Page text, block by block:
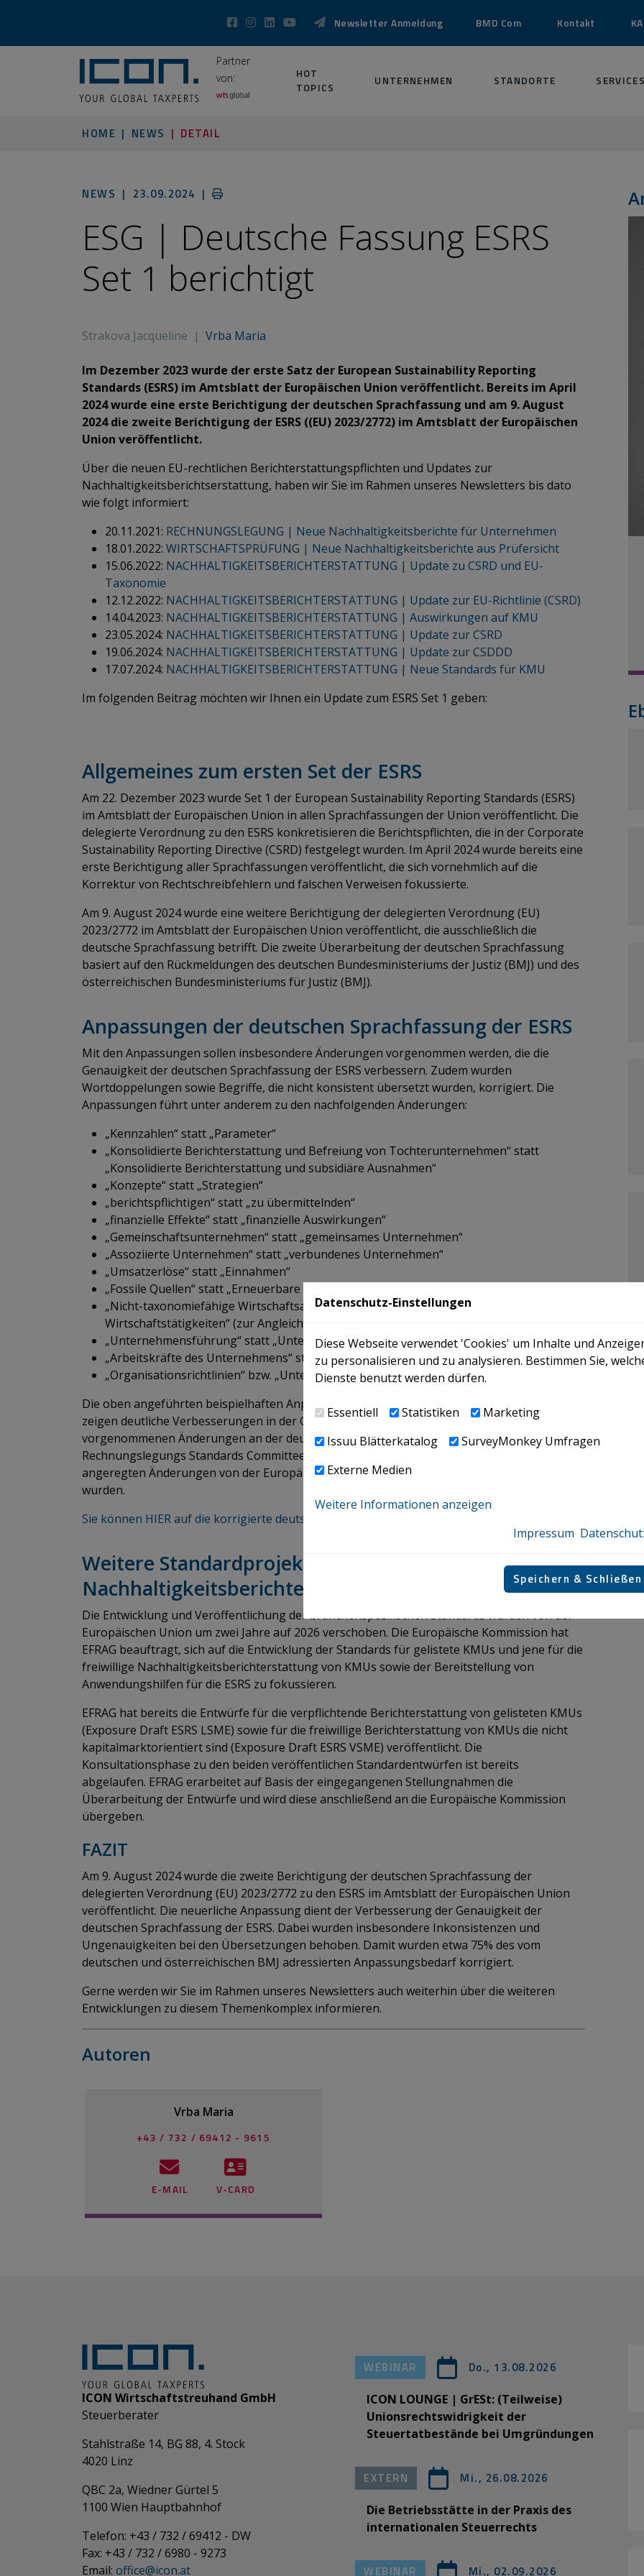
Newsletter Anmeldung BMD Com Kontakt
Partner
von:
HOT
TOPICS
UNTERNEHMEN STANDORTE SERVICES
HOME NEWS DETAIL
NEWS | 23.09.2024 |
ESG | Deutsche Fassung ESRS
Set 1 berichtigt
Strakova Jacqueline | Vrba Maria
Im Dezember 2023 wurde der erste Satz der European Sustainability Reporting
Standards (ESRS) im Amtsblatt der Europäischen Union veröffentlicht. Bereits im April
2024 wurde eine erste Berichtigung der deutschen Sprachfassung und am 9. August
2024 die zweite Berichtigung der ESRS ((EU) 2023/2772) im Amtsblatt der Europäischen
Union veröffentlicht.
Über die neuen EU-rechtlichen Berichterstattungspflichten und Updates zur
Nachhaltigkeitsberichtserstattung, haben wir Sie im Rahmen unseres Newsletters bis dato
wie folgt informiert:
20.11.2021: RECHNUNGSLEGUNG | Neue Nachhaltigkeitsberichte für Unternehmen
18.01.2022: WIRTSCHAFTSPRÜFUNG | Neue Nachhaltigkeitsberichte aus Prüfersicht
15.06.2022: NACHHALTIGKEITSBERICHTERSTATTUNG | Update zu CSRD und EU-
Taxonomie
12.12.2022: NACHHALTIGKEITSBERICHTERSTATTUNG | Update zur EU-Richtlinie (CSRD)
14.04.2023: NACHHALTIGKEITSBERICHTERSTATTUNG | Auswirkungen auf KMU
23.05.2024: NACHHALTIGKEITSBERICHTERSTATTUNG | Update zur CSRD
19.06.2024: NACHHALTIGKEITSBERICHTERSTATTUNG | Update zur CSDDD
17.07.2024: NACHHALTIGKEITSBERICHTERSTATTUNG | Neue Standards für KMU
Im folgenden Beitrag möchten wir Ihnen ein Update zum ESRS Set 1 geben:
Allgemeines zum ersten Set der ESRS
Am 22. Dezember 2023 wurde Set 1 der European Sustainability Reporting Standards (ESRS)
im Amtsblatt der Europäischen Union in allen Sprachfassungen der Union veröffentlicht. Die
delegierte Verordnung zu den ESRS konkretisieren die Berichtspflichten, die in der Corporate
Sustainability Reporting Directive (CSRD) festgelegt wurden. Im April 2024 wurde bereits eine
erste Berichtigung aller Sprachfassungen veröffentlicht, die sich vornehmlich auf die
Korrektur von Rechtschreibfehlern und falschen Verweisen fokussierte.
Am 9. August 2024 wurde eine weitere Berichtigung der delegierten Verordnung (EU)
2023/2772 im Amtsblatt der Europäischen Union veröffentlicht, die ausschließlich die
deutsche Sprachfassung betrifft. Die zweite Überarbeitung der deutschen Sprachfassung
basiert auf den Rückmeldungen des deutschen Bundesministeriums der Justiz (BMJ) und des
österreichischen Bundesministeriums für Justiz (BMJ).
Anpassungen der deutschen Sprachfassung der ESRS
Mit den Anpassungen sollen insbesondere Änderungen vorgenommen werden, die die
Genauigkeit der deutschen Sprachfassung der ESRS verbessern. Zudem wurden
Wortdoppelungen sowie Begriffe, die nicht konsistent übersetzt wurden, korrigiert. Die
Anpassungen führt unter anderem zu den nachfolgenden Änderungen:
„Kennzahlen“ statt „Parameter“
„Konsolidierte Berichterstattung und Befreiung von Tochterunternehmen“ statt
„Konsolidierte Berichterstattung und subsidiäre Ausnahmen“
„Konzepte“ statt „Strategien“
„berichtspflichtigen“ statt „zu übermittelnden“
„finanzielle Effekte“ statt „finanzielle Auswirkungen“
„Gemeinschaftsunternehmen“ statt „gemeinsames Unternehmen“
„Assoziierte Unternehmen“ statt „verbundenes Unternehmen“
„Umsatzerlöse“ statt „Einnahmen“
„Fossile Quellen“ statt „Erneuerbare Quellen“ (Übersetzungsfehler)
„Nicht-taxonomiefähige Wirtschaftsaktivitäten“ statt „nicht förderfähiger
Wirtschaftstätigkeiten“ (zur Angleichung an EU-Taxonomie Verordnung)
„Unternehmensführung“ statt „Unternehmenspolitik“
„Arbeitskräfte des Unternehmens“ statt „eigene Belegschaft“
„Organisationsrichtlinien“ bzw. „Unternehmensrichtlinien“ statt „Strategien“
Die oben angeführten beispielhaften Anpassungen der deutschen Sprachfassung der ESRS
zeigen deutliche Verbesserungen in der Genauigkeit der Übersetzung. Eine Analyse der
vorgenommenen Änderungen an der deutschen Sprachfassung des Deutschen
Rechnungslegungs Standards Committee (DRSC) hat ergeben, dass rund 75% der
angeregten Änderungen von der Europäischen Kommission tatsächlich übernommen
wurden.
Sie können HIER auf die korrigierte deutsche Sprachfassung der ESRS zugreifen
Weitere Standardprojekte iZm
Nachhaltigkeitsberichterstattung
Die Entwicklung und Veröffentlichung der branchenspezifischen Standards wurden von der
Europäischen Union um zwei Jahre auf 2026 verschoben. Die Europäische Kommission hat
EFRAG beauftragt, sich auf die Entwicklung der Standards für gelistete KMUs und jene für die
freiwillige Nachhaltigkeitsberichterstattung von KMUs sowie der Bereitstellung von
Anwendungshilfen für die ESRS zu fokussieren.
EFRAG hat bereits die Entwürfe für die verpflichtende Berichterstattung von gelisteten KMUs
(Exposure Draft ESRS LSME) sowie für die freiwillige Berichterstattung von KMUs die nicht
kapitalmarktorientiert sind (Exposure Draft ESRS VSME) veröffentlicht. Die
Konsultationsphase zu den beiden veröffentlichen Standardentwürfen ist bereits
abgelaufen. EFRAG erarbeitet auf Basis der eingegangenen Stellungnahmen die
Überarbeitung der Entwürfe und wird diese anschließend an die Europäische Kommission
übergeben. ​​​​​​​
FAZIT
Am 9. August 2024 wurde die zweite Berichtigung der deutschen Sprachfassung der
delegierten Verordnung (EU) 2023/2772 zu den ESRS im Amtsblatt der Europäischen Union
veröffentlicht. Die neuerliche Anpassung dient der Verbesserung der Genauigkeit der
deutschen Sprachfassung der ESRS. Dabei wurden insbesondere Inkonsistenzen und
Ungenauigkeiten bei den Übersetzungen behoben. Damit wurden etwa 75% des vom
deutschen und österreichischen BMJ adressierten Anpassungsbedarf korrigiert.
Gerne werden wir Sie im Rahmen unseres Newsletters auch weiterhin über die weiteren
Entwicklungen zu diesem Themenkomplex informieren.
Autoren
Vrba Maria
+43 / 732 / 69412 - 9615
E-MAIL V-CARD
ICON Wirtschaftstreuhand GmbH
Steuerberater
Stahlstraße 14, BG 88, 4. Stock
4020 Linz
QBC 2a, Wiedner Gürtel 5
​​​​​​​1100 Wien Hauptbahnhof
Telefon: +43 / 732 / 69412 - DW
Fax: +43 / 732 / 6980 - 9273
​​​​​​​Email: office@­icon.at
WEBINAR Do., 13.08.2026
ICON LOUNGE | GrESt: (Teilweise)
Unionsrechtswidrigkeit der
Steuertatbestände bei Umgründungen
EXTERN Mi., 26.08.2026
Die Betriebsstätte in der Praxis des
internationalen Steuerrechts
WEBINAR Mi., 02.09.2026
Datenschutz-Einstellungen
Diese Webseite verwendet 'Cookies' um Inhalte und
zu personalisieren und zu analysieren. Bestimmen Sie,
Dienste benutzt werden dürfen.
Essentiell Statistiken
Marketing
Issuu Blätterkatalog
SurveyMonkey Umfragen
Externe Medien
Weitere Informationen anzeigen
Impressum
Speichern & Schließen